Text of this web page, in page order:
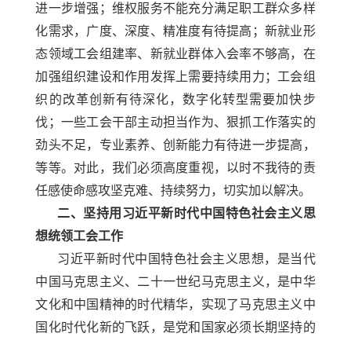
进一步增强；维权服务不能充分满足职工群众多样
化需求，广度、深度、精准度有待提高；新就业形
态领域工会组建率、新就业群体入会率不够高，在
加强组织建设和作用发挥上需要持续用力；工会组
织的改革创新有待深化，数字化转型需要加快步
伐；一些工会干部主动担当作为、狠抓工作落实的
劲头不足，专业素养、创新能力有待进一步提高，
等等。对此，我们必须高度重视，以时不我待的责
任感使命感攻坚克难、持续努力，切实加以解决。
二、坚持用习近平新时代中国特色社会主义思
想统领工会工作
习近平新时代中国特色社会主义思想，是当代
中国马克思主义、二十一世纪马克思主义，是中华
文化和中国精神的时代精华，实现了马克思主义中
国化时代化新的飞跃，是党和国家必须长期坚持的